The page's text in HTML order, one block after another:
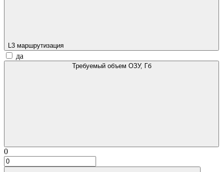
L3 маршрутизация
да
Требуемый объем ОЗУ, Гб
0